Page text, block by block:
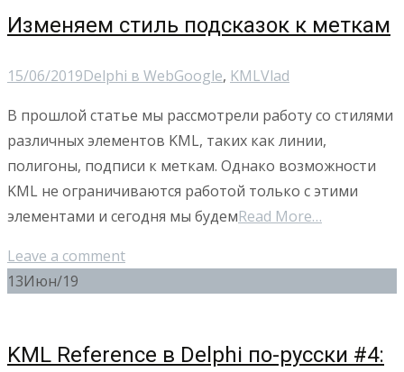
Изменяем стиль подсказок к меткам
15/06/2019Delphi в WebGoogle, KMLVlad
В прошлой статье мы рассмотрели работу со стилями
различных элементов KML, таких как линии,
полигоны, подписи к меткам. Однако возможности
KML не ограничиваются работой только с этими
элементами и сегодня мы будемRead More…
Leave a comment
13Июн/19
KML Reference в Delphi по-русски #4: